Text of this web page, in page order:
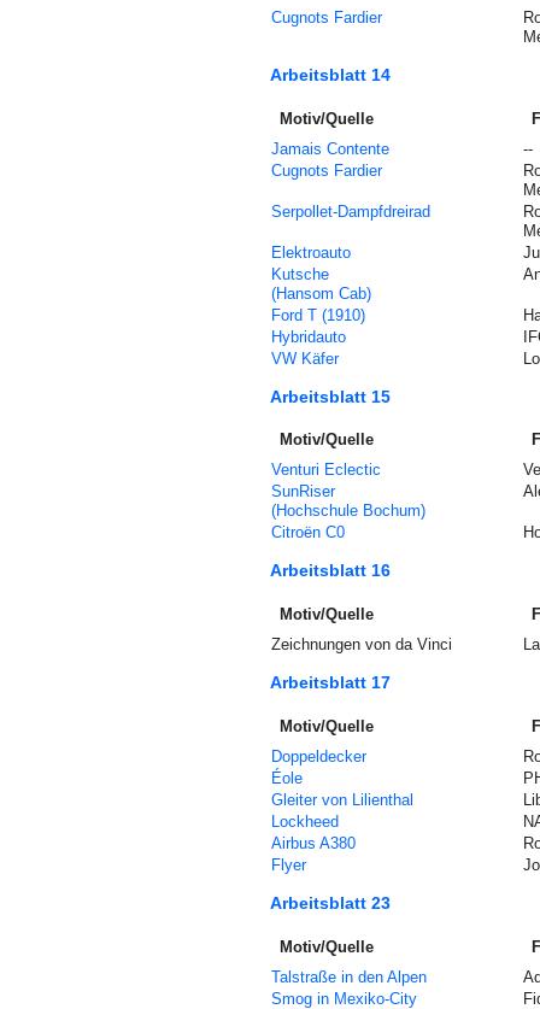
Cugnots Fardier
Arbeitsblatt 14
Motiv/Quelle
Jamais Contente
--
Cugnots Fardier
Serpollet-Dampfdreirad
Elektroauto
Kutsche
(Hansom Cab)
Ford T (1910)
Hybridauto
VW Käfer
Arbeitsblatt 15
Motiv/Quelle
Venturi Eclectic
SunRiser
(Hochschule Bochum)
Citroën C0
Arbeitsblatt 16
Motiv/Quelle
Zeichnungen von da Vinci
Arbeitsblatt 17
Motiv/Quelle
Doppeldecker
Éole
Gleiter von Lilienthal
Lockheed
Airbus A380
Flyer
Arbeitsblatt 23
Motiv/Quelle
Talstraße in den Alpen
Smog in Mexiko-City